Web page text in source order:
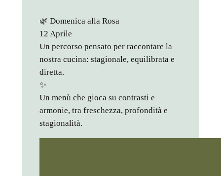
🌿 Domenica alla Rosa
12 Aprile
Un percorso pensato per raccontare la
nostra cucina: stagionale, equilibrata e
diretta.
✨
Un menù che gioca su contrasti e
armonie, tra freschezza, profondità e
stagionalità.